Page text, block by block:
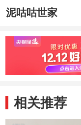
泥咕咕世家
相关推荐